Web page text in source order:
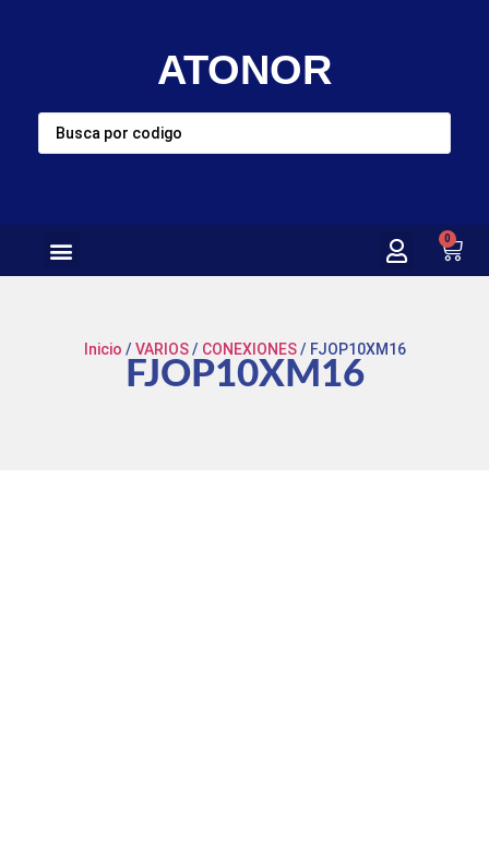
ATONOR
0
Inicio / VARIOS/ CONEXIONES/ FJOP10XM16
FJOP10XM16